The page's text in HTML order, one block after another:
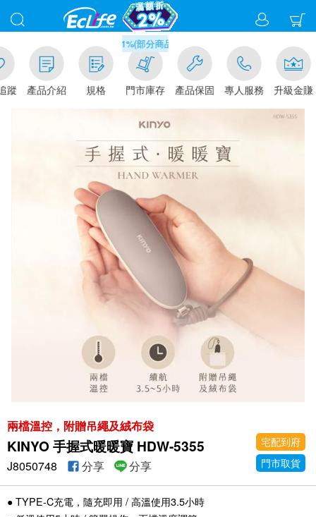
蹤 產品介紹 規格
滿千元門市取貨現折1%(部分商品不適用)-請點我看
門市庫存 產品保固 專人服務 升級金賺
兩檔溫控，附贈吊繩及絨布袋
KINYO 手握式暖暖寶 HDW-5355
宅配到府
門市取貨
J8050748 分享 分享
● TYPE-C充電，隨充即用 / 高溫使用3.5小時